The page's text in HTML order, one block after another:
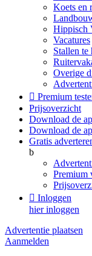
Koets en
Hippisch
Vacatures
Stallen te
Overige
 Premium
Prijsoverzicht
Download de
Download de
Gratis
b
Premium
 Inloggen
hier inloggen
Advertentie plaatsen
Aanmelden